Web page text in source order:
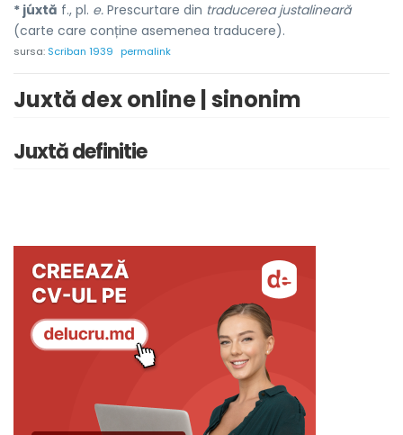
* júxtă f., pl. e. Prescurtare din traducerea justalineară
(carte care conține asemenea traducere).
sursa: Scriban 1939 permalink
Juxtă dex online | sinonim
Juxtă definitie